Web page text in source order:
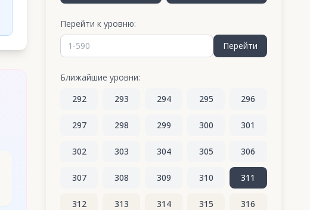
Перейти к уровню:
Перейти
Ближайшие уровни:
292
293 294 295 296
297 298 299 300 301
302 303 304 305 306
307 308 309 310 311
312 313 314 315 316